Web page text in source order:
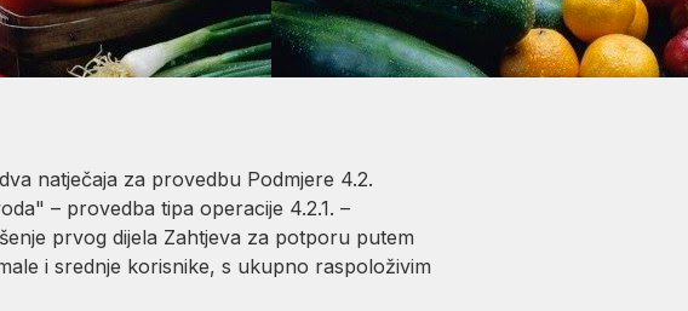
natječaja za provedbu Podmjere 4.2.
– provedba tipa operacije 4.2.1. –
prvog dijela Zahtjeva za potporu putem
i srednje korisnike, s ukupno raspoloživim